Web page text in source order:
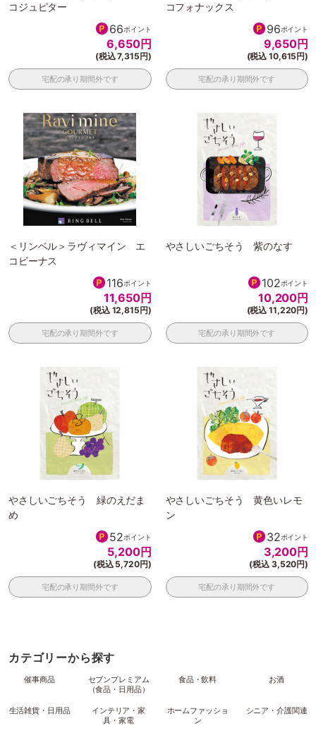
コジュピター
66ポイント
6,650円
(税込 7,315円)
宅配の承り期間外です
コフォナックス
96ポイント
9,650円
(税込 10,615円)
宅配の承り期間外です
＜リンベル＞ラヴィマイン エ
コビーナス
116ポイント
11,650円
(税込 12,815円)
宅配の承り期間外です
やさしいごちそう 紫のなす
102ポイント
10,200円
(税込 11,220円)
宅配の承り期間外です
やさしいごちそう 緑のえだま
め
52ポイント
5,200円
(税込 5,720円)
宅配の承り期間外です
やさしいごちそう 黄色いレモ
ン
32ポイント
3,200円
(税込 3,520円)
宅配の承り期間外です
カテゴリーから探す
催事商品
セブンプレミアム
（食品・日用品）
食品・飲料 お酒
生活雑貨・日用品
インテリア・家
具・家電
ホームファッショ
ン
シニア・介護関連